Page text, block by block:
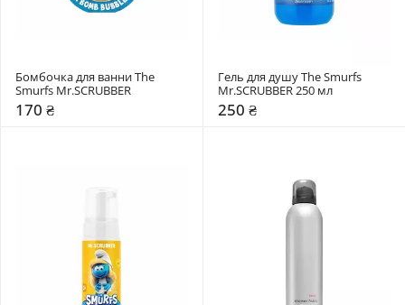
Бомбочка для ванни The
Smurfs Mr.SCRUBBER
170 ₴
Гель для душу The Smurfs
Mr.SCRUBBER 250 мл
250 ₴